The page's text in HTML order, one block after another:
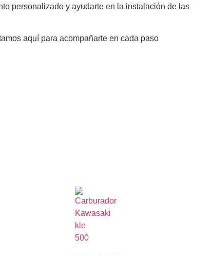
personalizado y ayudarte en la instalación de las
aquí para acompañarte en cada paso